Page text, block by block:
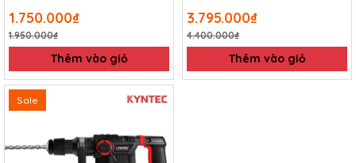
1.750.000₫
1.950.000₫
Thêm vào giỏ
3.795.000₫
4.400.000₫
Thêm vào giỏ
Sale